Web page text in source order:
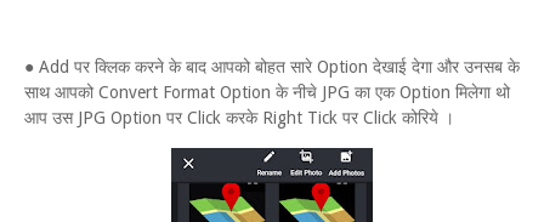
● Add पर क्लिक करने के बाद आपको बोहत सारे Option देखाई देगा और उनसब के
साथ आपको Convert Format Option के नीचे JPG का एक Option मिलेगा थो
आप उस JPG Option पर Click करके Right Tick पर Click कोरिये ।